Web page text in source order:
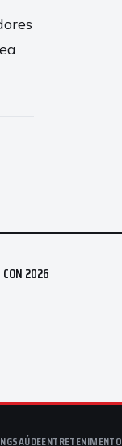
2026
SAÚDEENTRETENIMENTO